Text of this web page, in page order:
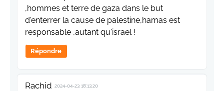
,hommes et terre de gaza dans le but
d'enterrer la cause de palestine,hamas est
responsable ,autant qu'israel !
Répondre
Rachid 2024-04-23 18:13:20